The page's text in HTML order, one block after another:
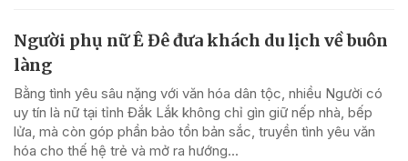
Người phụ nữ Ê Đê đưa khách du lịch về buôn
làng
Bằng tình yêu sâu nặng với văn hóa dân tộc, nhiều Người có
uy tín là nữ tại tỉnh Đắk Lắk không chỉ gìn giữ nếp nhà, bếp
lửa, mà còn góp phần bảo tồn bản sắc, truyền tình yêu văn
hóa cho thế hệ trẻ và mở ra hướng...